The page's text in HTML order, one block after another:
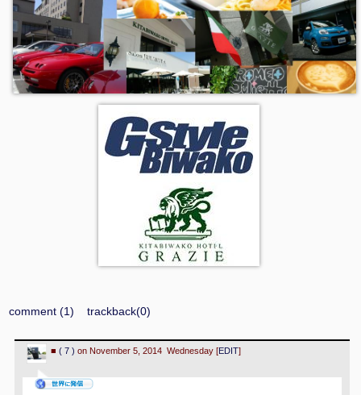
comment (1) trackback(0)
■ ( 7 ) on November 5, 2014 Wednesday [EDIT]